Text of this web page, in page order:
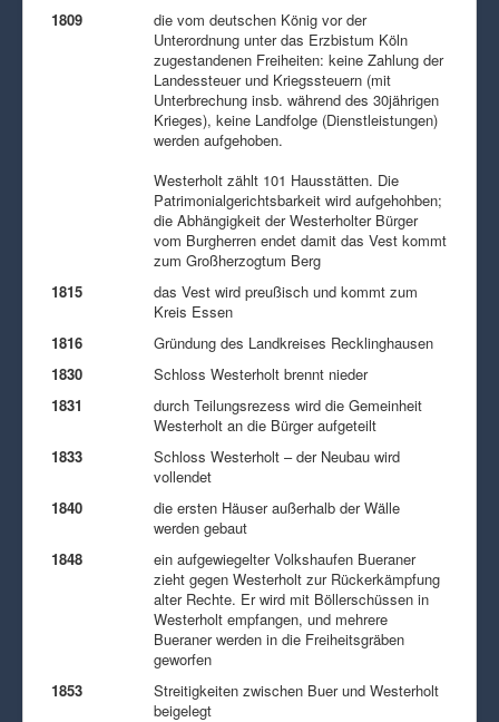
1809
die vom deutschen König vor der
Unterordnung unter das Erzbistum Köln
zugestandenen Freiheiten: keine Zahlung der
Landessteuer und Kriegssteuern (mit
Unterbrechung insb. während des 30jährigen
Krieges), keine Landfolge (Dienstleistungen)
werden aufgehoben.
Westerholt zählt 101 Hausstätten. Die
Patrimonialgerichtsbarkeit wird aufgehohben;
die Abhängigkeit der Westerholter Bürger
vom Burgherren endet damit das Vest kommt
zum Großherzogtum Berg
1815
das Vest wird preußisch und kommt zum
Kreis Essen
1816
Gründung des Landkreises Recklinghausen
1830
Schloss Westerholt brennt nieder
1831
durch Teilungsrezess wird die Gemeinheit
Westerholt an die Bürger aufgeteilt
1833
Schloss Westerholt – der Neubau wird
vollendet
1840
die ersten Häuser außerhalb der Wälle
werden gebaut
1848
ein aufgewiegelter Volkshaufen Bueraner
zieht gegen Westerholt zur Rückerkämpfung
alter Rechte. Er wird mit Böllerschüssen in
Westerholt empfangen, und mehrere
Bueraner werden in die Freiheitsgräben
geworfen
1853
Streitigkeiten zwischen Buer und Westerholt
beigelegt